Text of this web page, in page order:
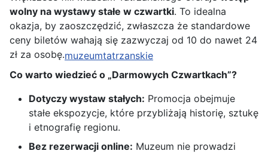
wolny na wystawy stałe w czwartki. To idealna
okazja, by zaoszczędzić, zwłaszcza że standardowe
ceny biletów wahają się zazwyczaj od 10 do nawet 24
zł za osobę.muzeumtatrzanskie
Co warto wiedzieć o „Darmowych Czwartkach”?
Dotyczy wystaw stałych: Promocja obejmuje
stałe ekspozycje, które przybliżają historię, sztukę
i etnografię regionu.
Bez rezerwacji online: Muzeum nie prowadzi